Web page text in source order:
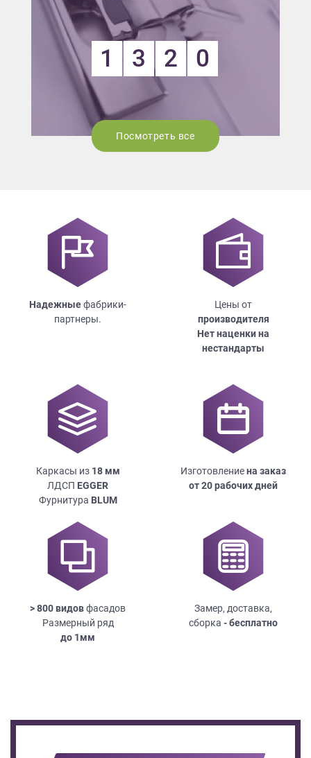
1 3 2 0
Посмотреть все
Надежныефабрики-
партнеры.
Цены от
производителя
Нет наценки на
нестандарты
Каркасы из 18мм
ЛДСП EGGER
Фурнитура BLUM
Изготовлениена заказ
от 20 рабочих дней
> 800 видовфасадов
Размерный ряд
до 1мм
Замер, доставка,
сборка - бесплатно